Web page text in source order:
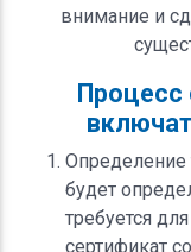
внимание и
Процесс
Определение
будет
требуется
сертификат